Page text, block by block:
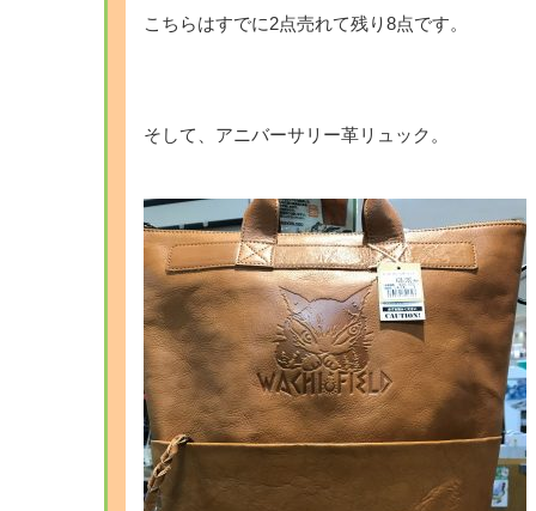
こちらはすでに2点売れて残り8点です。
そして、アニバーサリー革リュック。